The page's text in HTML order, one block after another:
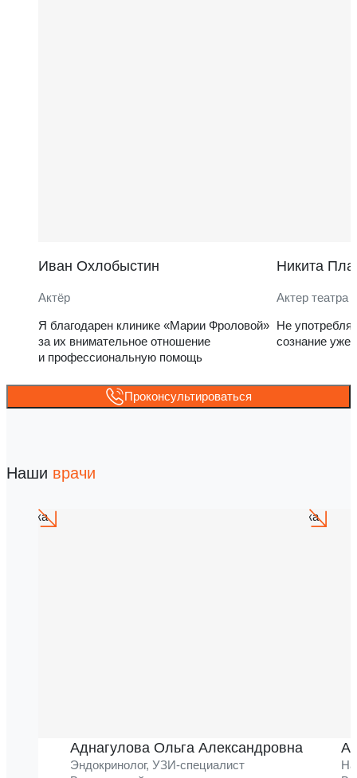
Иван Охлобыстин
Актёр
Я благодарен клинике «Марии Фроловой»
за их внимательное отношение
и профессиональную помощь
Никита
Актер театра
Не
сознание уже
Проконсультироваться
Наши врачи
Аднагулова Ольга Александровна
Эндокринолог, УЗИ-специалист